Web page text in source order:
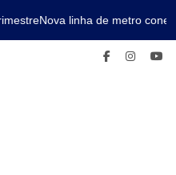
Nova linha de metro